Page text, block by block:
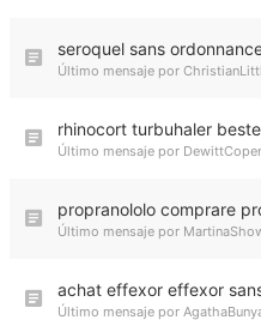
seroquel sans
Último mensaje por
rhinocort turbuhaler
Último mensaje por
propranololo comprare
Último mensaje por
achat effexor effexor
Último mensaje por